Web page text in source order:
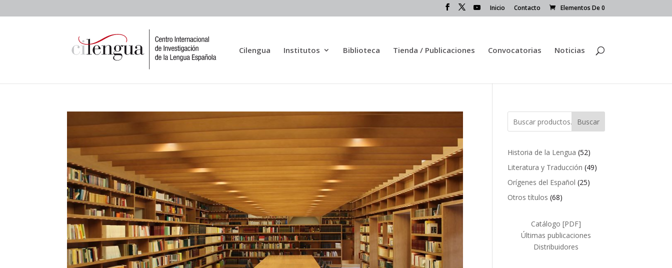
Inicio Contacto Elementos De 0
Cilengua Institutos Biblioteca Tienda / Publicaciones Convocatorias Noticias
Buscar
Historia de la Lengua 5252
productos
Literatura y Traducción 4949
Orígenes del Español 2525
Otros títulos 6868
Catálogo [PDF]
Últimas publicaciones
Distribuidores